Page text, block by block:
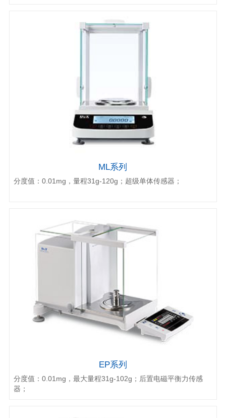
ML系列
分度值：0.01mg，量程31g-120g；超级单体传感器；
EP系列
分度值：0.01mg，最大量程31g-102g；后置电磁平衡力传感
器；